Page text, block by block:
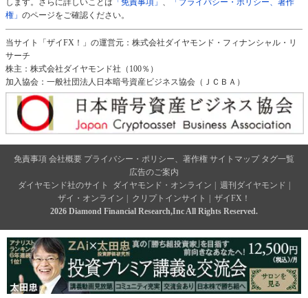
します。さらに詳しいことは 「免責事項」 、
「プライバシー・ポリシー、著作
権」 のページをご確認ください。
当サイト「ザイFX！」の運営元：株式会社ダイヤモンド・フィナンシャル・リ
サーチ
株主：株式会社ダイヤモンド社（100％）
加入協会：一般社団法人日本暗号資産ビジネス協会（ＪＣＢＡ）
免責事項 会社概要 プライバシー・ポリシー、著作権 サイトマップ タグ一覧
広告のご案内
ダイヤモンド社のサイト
ダイヤモンド・オンライン 週刊ダイヤモンド
ザイ・オンライン
クリプトインサイト
ザイFX！
2026 Diamond Financial Research,Inc All Rights Reserved.